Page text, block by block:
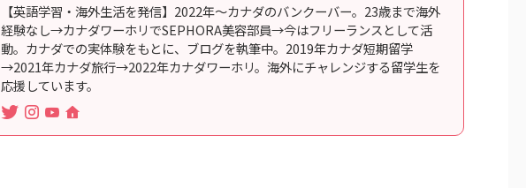
【英語学習・海外生活を発信】2022年〜カナダのバンクーバー。23歳まで海外
経験なし→カナダワーホリでSEPHORA美容部員→今はフリーランスとして活
動。カナダでの実体験をもとに、ブログを執筆中。2019年カナダ短期留学
→2021年カナダ旅行→2022年カナダワーホリ。海外にチャレンジする留学生を
応援しています。